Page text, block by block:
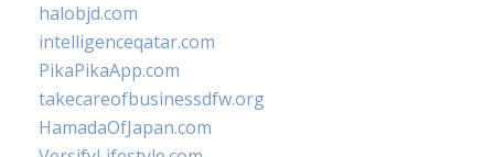
halobjd.com
intelligenceqatar.com
PikaPikaApp.com
takecareofbusinessdfw.org
HamadaOfJapan.com